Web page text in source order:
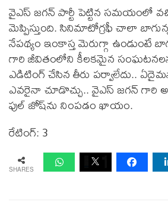
వైఎస్‌ జగన్‌ పార్టీ పెట్టిన సమయంలో
మెప్పిస్తుంది. సినిమాటోగ్రఫీ చాలా
నేపథ్యం ఇంకాస్త మెరుగ్గా ఉండుంటే
గారి జీవితంలోని కీలకమైన
ఎడిటింగ్‌ చేసిన తీరు పర్వాలేదు..
ఎవరైనా చూడొచ్చు.. వైఎస్‌ జగన్‌ గారి
ఫుల్‌ జోష్‌ను నింపడం ఖాయం.
రేటింగ్: 3
SHARES